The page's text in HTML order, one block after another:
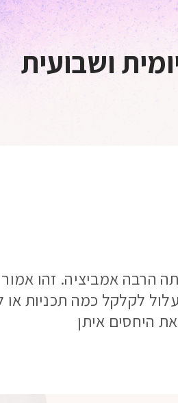
ושבועית
הרבה אמביציה. זהו
לקלקל כמה תכניות
היחסים איתן